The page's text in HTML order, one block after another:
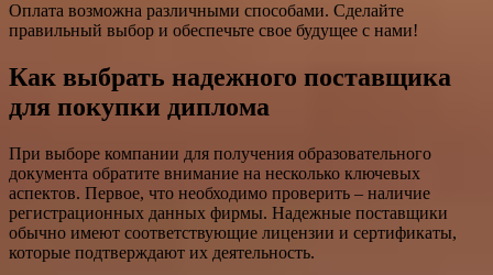
Оплата возможна различными способами. Сделайте
правильный выбор и обеспечьте свое будущее с нами!
Как выбрать надежного поставщика
для покупки диплома
При выборе компании для получения образовательного
документа обратите внимание на несколько ключевых
аспектов. Первое, что необходимо проверить – наличие
регистрационных данных фирмы. Надежные поставщики
обычно имеют соответствующие лицензии и сертификаты,
которые подтверждают их деятельность.